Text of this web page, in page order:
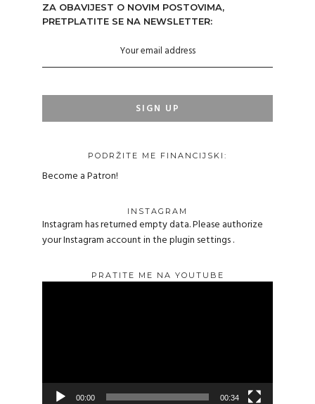
ZA OBAVIJEST O NOVIM POSTOVIMA,
PRETPLATITE SE NA NEWSLETTER:
PODRŽITE ME FINANCIJSKI:
Become a Patron!
INSTAGRAM
Instagram has returned empty data. Please authorize
your Instagram account in theplugin settings.
PRATITE ME NA YOUTUBE
00:00 00:34